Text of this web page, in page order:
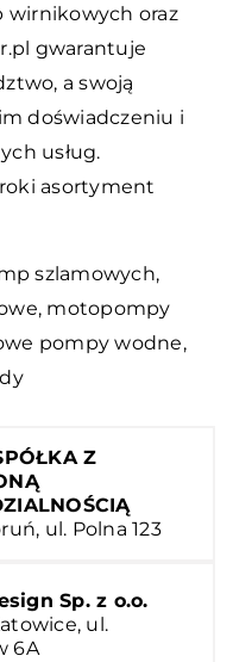
wirnikowych oraz
gwarantuje
a swoją
doświadczeniu i
usług.
asortyment
szlamowych,
motopompy
pompy wodne,
Z
ul. Polna 123
Sp. z o.o.
ul.
6A